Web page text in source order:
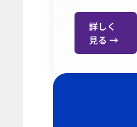
詳しく
見る →